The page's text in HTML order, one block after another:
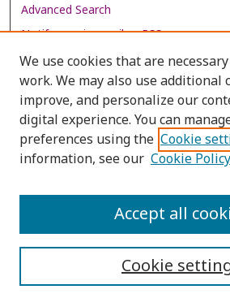
Advanced Search
Notify me via email orRSS
Browse
Collections
Disciplines
Authors
We use cookies that are
work. We may also use additional
improve, and personalize our
digital experience. You can
preferences using the Cookie
information, see our Cookie Policy
Cookie
Accept all